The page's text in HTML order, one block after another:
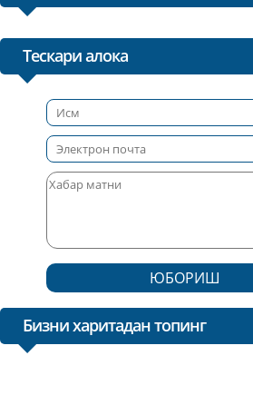
Тескари алока
ЮБОРИШ
Бизни харитадан топинг